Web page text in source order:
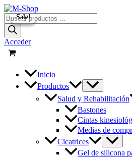
Ir
al
contenido
Búsqueda
de
productos
Acceder
Inicio
Productos
Salud y Rehabilitación
Bastones
Cintas
Medias de
Cicatrices
Gel de silicona
Sale!
Sale!